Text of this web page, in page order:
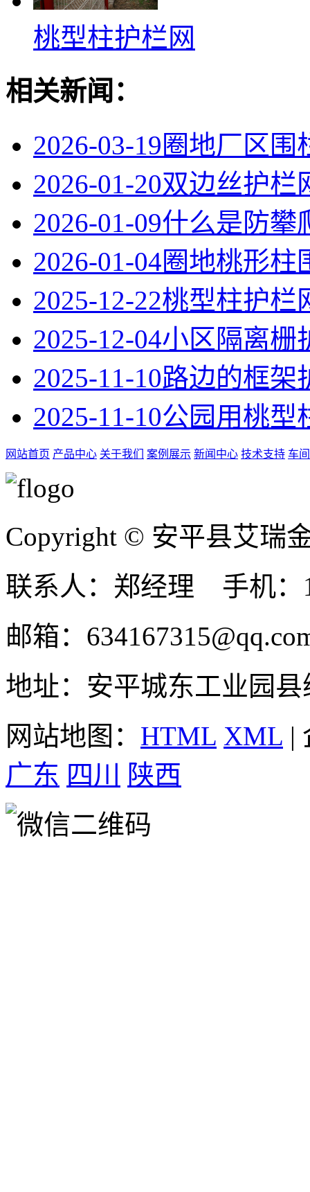
桃型柱护栏网
相关新闻：
2026-03-19圈地厂区围
2026-01-20双边丝护栏
2026-01-09什么是防攀
2026-01-04圈地桃形柱
2025-12-22桃型柱护栏
2025-12-04小区隔离栅
2025-11-10路边的框架
2025-11-10公园用桃型
网站首页 产品中心 关于我们 案例展示 新闻中心 技术支持 车
Copyright © 安平县艾瑞
联系人：郑经理 手机：
邮箱：
地址：安平城东工业园县
网站地图： HTML XML |
广东 四川 陕西